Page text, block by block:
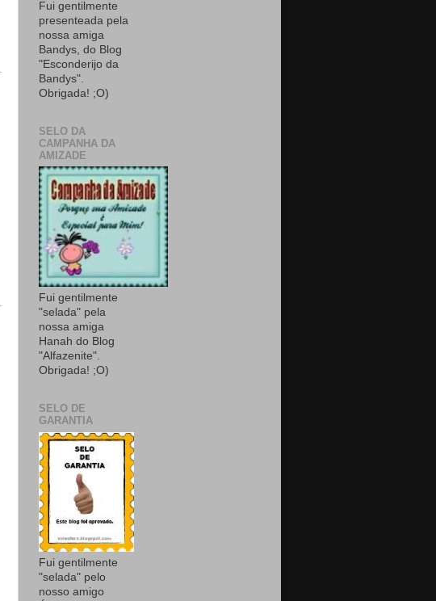
Fui gentilmente
presenteada pela
nossa amiga
Bandys, do Blog
"Esconderijo da
Bandys".
Obrigada! ;O)
SELO DA
CAMPANHA DA
AMIZADE
Fui gentilmente
"selada" pela
nossa amiga
Hanah do Blog
"Alfazenite".
Obrigada! ;O)
SELO DE
GARANTIA
Fui gentilmente
"selada" pelo
nosso amigo